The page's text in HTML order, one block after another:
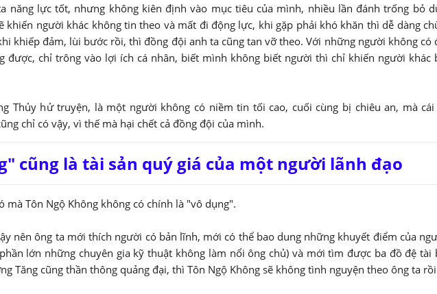
năng lực tốt, nhưng không kiên định vào mục tiêu của mình, nhiều lần đánh trống bỏ
khiến người khác không tin theo và mất đi động lực, khi gặp phải khó khăn thì dễ dàng
khiếp đảm, lùi bước rồi, thì đồng đội anh ta cũng tan vỡ theo. Với những người không có
được, chỉ trông vào lợi ích cá nhân, biết mình không biết người thì chỉ khiến người khác
Thủy hử truyện, là một người không có niềm tin tối cao, cuối cùng bị chiêu an, mà
chỉ có vậy, vì thế mà hại chết cả đồng đội của mình.
cũng là tài sản quý giá của một người lãnh đạo
mà Tôn Ngộ Không không có chính là "vô dụng".
nên ông ta mới thích người có bản lĩnh, mới có thể bao dung những khuyết điểm của
lớn những chuyên gia kỹ thuật không làm nổi ông chủ) và mới tìm được ba đồ đệ tài
Tăng cũng thần thông quảng đại, thì Tôn Ngộ Không sẽ không tình nguyện theo ông ta